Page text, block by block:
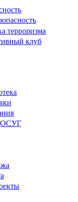
терроризма
клуб